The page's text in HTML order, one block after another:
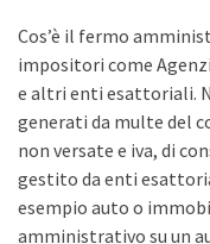
Cos’è il fermo
impositori come
e altri enti esattoriali.
generati da multe del
non versate e iva, di
gestito da enti
esempio auto o
amministrativo su un